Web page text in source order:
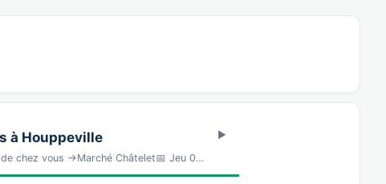
à Houppeville
chez vous →Marché Châtelet📅 Jeu 0…